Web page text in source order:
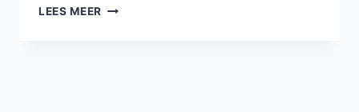
LEES MEER FLUITENKRUID